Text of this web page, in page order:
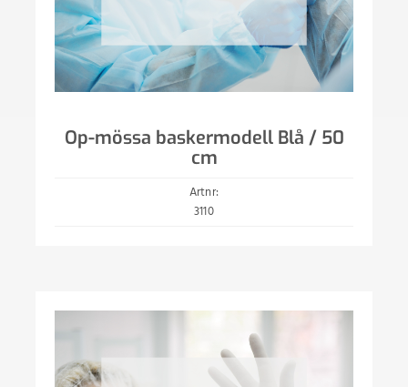
Op-mössa baskermodell Blå / 50
cm
Artnr:
3110